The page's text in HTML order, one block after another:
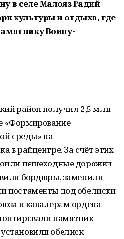
в селе Малояз Радий
культуры и отдыха, где
Воину-
район получил 2,5 млн
«Формирование
среды» на
в райцентре. За счёт этих
пешеходные дорожки
бордюры, заменили
постаменты под обелиски
и кавалерам ордена
памятник
обелиск